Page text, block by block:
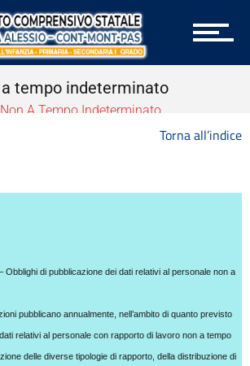
e Amministrazione Trasparente
struttura analoga
tempo indeterminato
A Tempo Indeterminato
Torna all’indice
Obblighi di pubblicazione dei dati relativi al personale non a
pubblicano annualmente, nell’ambito di quanto previsto
relativi al personale con rapporto di lavoro non a tempo
delle diverse tipologie di rapporto, della distribuzione di